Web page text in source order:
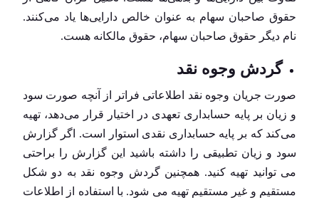
حقوق صاحبان سهام به عنوان خالص دارایی‌ها یاد می‌کنند.
نام دیگر حقوق صاحبان سهام، حقوق مالکانه هست.
گردش وجوه نقد
صورت جریان وجوه نقد اطلاعاتی فراتر از آنچه صورت سود
و زیان بر پایه حسابداری تعهدی در اختیار قرار می‌دهد، تهیه
می‌کند که بر پایه حسابداری نقدی استوار است. اگر گزارش
سود و زیان تطبیقی را داشته باشید این گزارش را براحتی
می توانید تهیه کنید. همچنین گردش وجوه نقد به دو شکل
مستقیم و غیر مستقیم تهیه می شود. با استفاده از اطلاعات